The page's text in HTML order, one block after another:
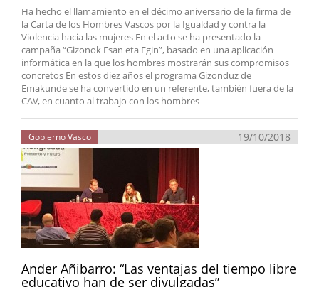
Ha hecho el llamamiento en el décimo aniversario de la firma de
la Carta de los Hombres Vascos por la Igualdad y contra la
Violencia hacia las mujeres En el acto se ha presentado la
campaña “Gizonok Esan eta Egin”, basado en una aplicación
informática en la que los hombres mostrarán sus compromisos
concretos En estos diez años el programa Gizonduz de
Emakunde se ha convertido en un referente, también fuera de la
CAV, en cuanto al trabajo con los hombres
Gobierno Vasco 19/10/2018
Ander Añibarro: “Las ventajas del tiempo libre
educativo han de ser divulgadas”